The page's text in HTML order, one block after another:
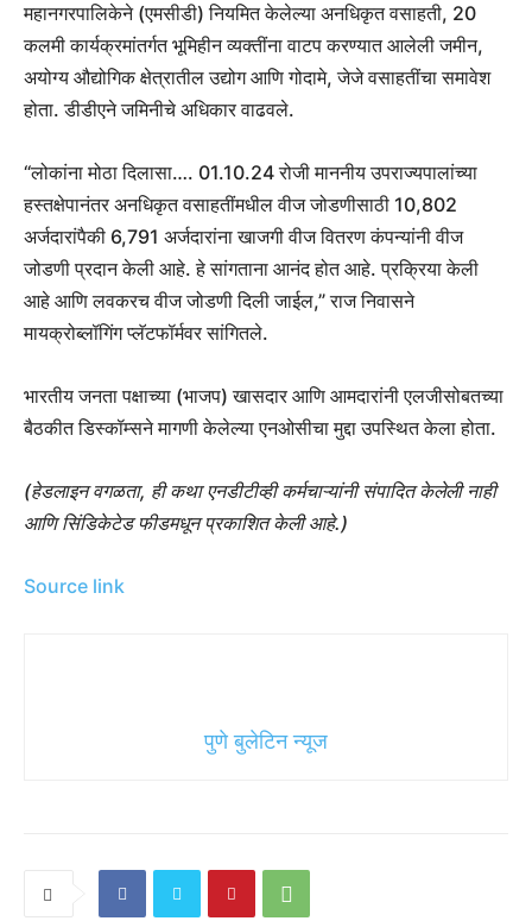
महानगरपालिकेने (एमसीडी) नियमित केलेल्या अनधिकृत वसाहती, 20
कलमी कार्यक्रमांतर्गत भूमिहीन व्यक्तींना वाटप करण्यात आलेली जमीन,
अयोग्य औद्योगिक क्षेत्रातील उद्योग आणि गोदामे, जेजे वसाहतींचा समावेश
होता. डीडीएने जमिनीचे अधिकार वाढवले.
“लोकांना मोठा दिलासा…. 01.10.24 रोजी माननीय उपराज्यपालांच्या
हस्तक्षेपानंतर अनधिकृत वसाहतींमधील वीज जोडणीसाठी 10,802
अर्जदारांपैकी 6,791 अर्जदारांना खाजगी वीज वितरण कंपन्यांनी वीज
जोडणी प्रदान केली आहे. हे सांगताना आनंद होत आहे. प्रक्रिया केली
आहे आणि लवकरच वीज जोडणी दिली जाईल,” राज निवासने
मायक्रोब्लॉगिंग प्लॅटफॉर्मवर सांगितले.
भारतीय जनता पक्षाच्या (भाजप) खासदार आणि आमदारांनी एलजीसोबतच्या
बैठकीत डिस्कॉम्सने मागणी केलेल्या एनओसीचा मुद्दा उपस्थित केला होता.
(हेडलाइन वगळता, ही कथा एनडीटीव्ही कर्मचाऱ्यांनी संपादित केलेली नाही
आणि सिंडिकेटेड फीडमधून प्रकाशित केली आहे.)
Source link
पुणे बुलेटिन न्यूज